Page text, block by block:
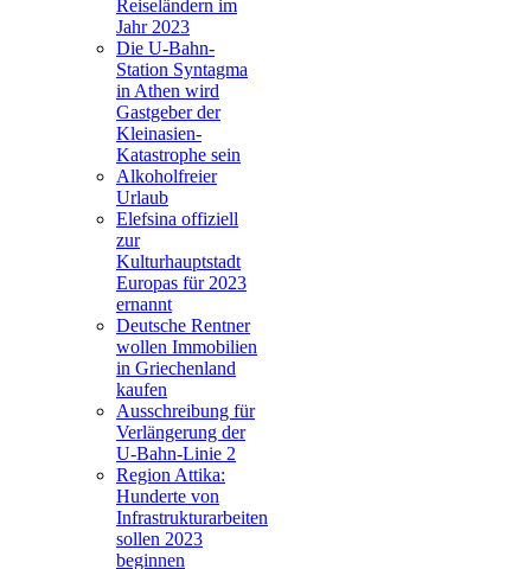
Reiseländern im
Jahr 2023
Die U-Bahn-
Station Syntagma
in Athen wird
Gastgeber der
Kleinasien-
Katastrophe sein
Alkoholfreier
Urlaub
Elefsina offiziell
zur
Kulturhauptstadt
Europas für 2023
ernannt
Deutsche Rentner
wollen Immobilien
in Griechenland
kaufen
Ausschreibung für
Verlängerung der
U-Bahn-Linie 2
Region Attika:
Hunderte von
Infrastrukturarbeiten
sollen 2023
beginnen